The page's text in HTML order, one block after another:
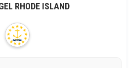
RHODE ISLAND